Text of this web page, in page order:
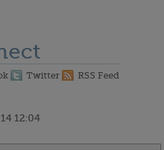
Twitter RSS Feed
12:04